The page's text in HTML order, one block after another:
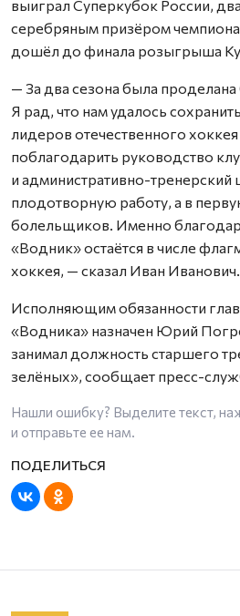
выиграл Суперкубок России,
серебряным призёром
дошёл до финала розыгрыша
— За два сезона была
Я рад, что нам удалось
лидеров отечественного
поблагодарить руководство
и административно-тренерский
плодотворную работу, а в
болельщиков. Именно
«Водник» остаётся в числе
хоккея, — сказал Иван Иванович.
Исполняющим обязанности
«Водника» назначен Юрий
занимал должность старшего
зелёных», сообщает пресс-
Нашли ошибку? Выделите текст,
и отправьте ее нам.